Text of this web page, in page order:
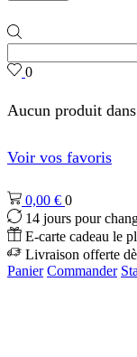
Zone
de
saisie
recherche
0
Aucun produit
Voir vos favoris
0,00 € 0
14 jours pour
E-carte cadeau le
Livraison offerte
Panier Commander